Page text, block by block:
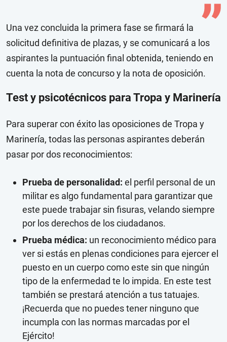
Una vez concluida la primera fase se firmará la
solicitud definitiva de plazas, y se comunicará a los
aspirantes la puntuación final obtenida, teniendo en
cuenta la nota de concurso y la nota de oposición.
Test y psicotécnicos para Tropa y Marinería
Para superar con éxito las oposiciones de Tropa y
Marinería, todas las personas aspirantes deberán
pasar por dos reconocimientos:
Prueba de personalidad: el perfil personal de un
militar es algo fundamental para garantizar que
este puede trabajar sin fisuras, velando siempre
por los derechos de los ciudadanos.
Prueba médica: un reconocimiento médico para
ver si estás en plenas condiciones para ejercer el
puesto en un cuerpo como este sin que ningún
tipo de la enfermedad te lo impida. En este test
también se prestará atención a tus tatuajes.
¡Recuerda que no puedes tener ninguno que
incumpla con las normas marcadas por el
Ejército!